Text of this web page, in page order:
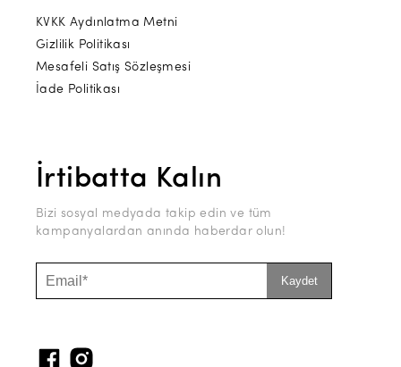
KVKK Aydınlatma Metni
Gizlilik Politikası
Mesafeli Satış Sözleşmesi
İade Politikası
İrtibatta Kalın
Bizi sosyal medyada takip edin ve tüm
kampanyalardan anında haberdar olun!
Kaydet